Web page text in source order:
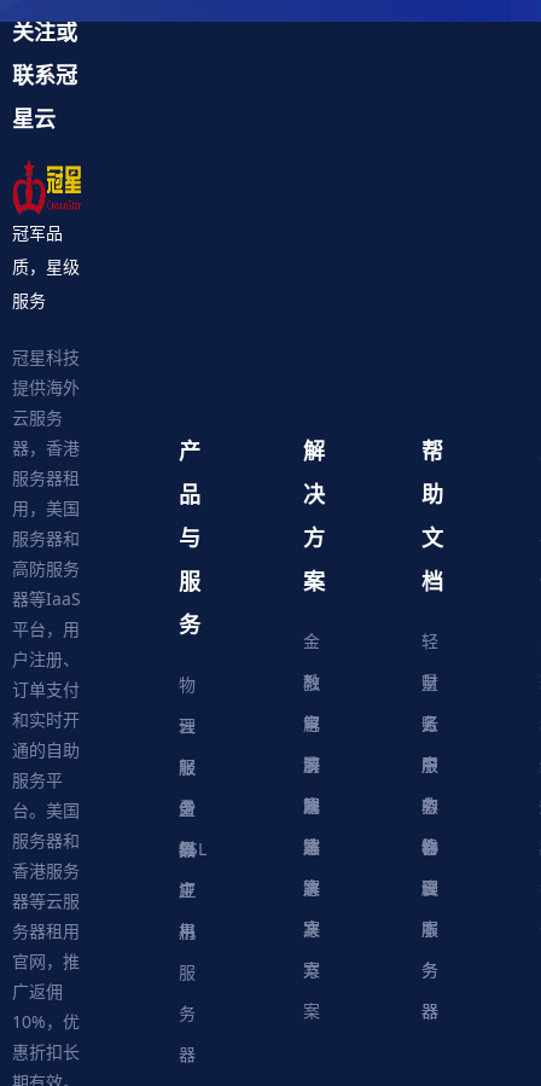
关注或
联系冠
星云
冠军品
质，星级
服务
冠星科技
提供海外
云服务
器，香港
服务器租
用，美国
服务器和
高防服务
器等IaaS
平台，用
户注册、
订单支付
和实时开
通的自助
服务平
台。美国
服务器和
香港服务
器等云服
务器租用
官网，推
广返佣
10%，优
惠折扣长
产
品
与
服
务
物
理
服
务
器
云
服
务
器
轻
量
级
应
用
服
务
器
虚
拟
主
机
SSL
证
书
解
决
方
案
金
融
解
决
方
案
教
育
解
决
方
案
电
商
解
决
方
案
游
戏
解
决
方
案
网
站
解
决
方
案
帮
助
文
档
轻
量
云
服
务
器
财
务
中
心
账
户
中
心
服
务
协
议
软
件
脚
本
物
理
服
务
器
云
服
务
器